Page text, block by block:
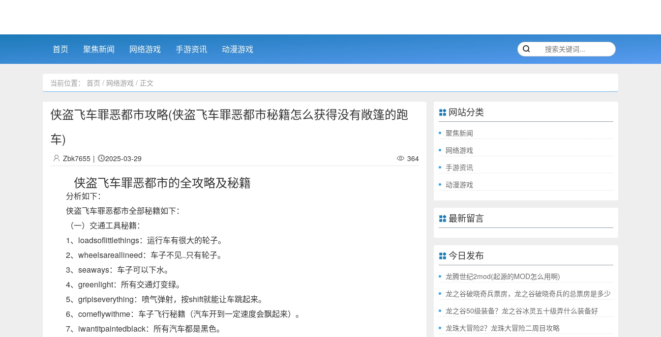
首页 聚焦新闻 网络游戏 手游资讯 动漫游戏
当前位置： 首页 / 网络游戏 / 正文
侠盗飞车罪恶都市攻略(侠盗飞车罪恶都市秘籍怎么获得没有敞篷的跑
车)
Zbk7655 | 2025-03-29 364
侠盗飞车罪恶都市的全攻略及秘籍
分析如下：
侠盗飞车罪恶都市全部秘籍如下：
（一）交通工具秘籍：
1、loadsoflittlethings：运行车有很大的轮子。
2、wheelsareallineed：车子不见..只有轮子。
3、seaways：车子可以下水。
4、greenlight：所有交通灯变绿。
5、gripiseverything：喷气弹射，按shift就能让车跳起来。
6、comeflywithme：车子飞行秘籍（汽车开到一定速度会飘起来）。
7、iwantitpaintedblack：所有汽车都是黑色。
网站分类
聚焦新闻
网络游戏
手游资讯
动漫游戏
最新留言
今日发布
龙腾世纪2mod(起源的MOD怎么用啊)
龙之谷破晓奇兵票房，龙之谷破晓奇兵的总票房是多少
龙之谷50级装备？龙之谷冰灵五十级弄什么装备好
龙珠大冒险2？龙珠大冒险二周目攻略